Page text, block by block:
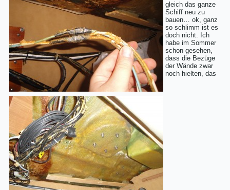
gleich das ganze
Schiff neu zu
bauen… ok, ganz
so schlimm ist es
doch nicht. Ich
habe im Sommer
schon gesehen,
dass die Bezüge
der Wände zwar
noch hielten, das